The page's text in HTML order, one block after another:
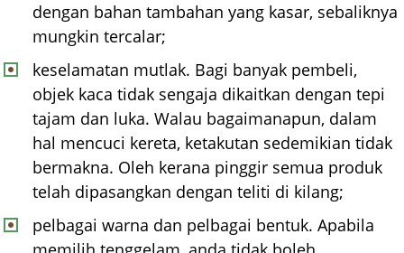
dengan bahan tambahan yang kasar, sebaliknya
mungkin tercalar;
keselamatan mutlak. Bagi banyak pembeli,
objek kaca tidak sengaja dikaitkan dengan tepi
tajam dan luka. Walau bagaimanapun, dalam
hal mencuci kereta, ketakutan sedemikian tidak
bermakna. Oleh kerana pinggir semua produk
telah dipasangkan dengan teliti di kilang;
pelbagai warna dan pelbagai bentuk. Apabila